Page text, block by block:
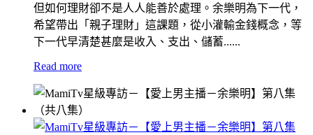
但如何理財卻不是人人能善於處理。余樂明為下一代，
希望帶出「親子理財」這課題，從小灌輸金錢概念，等
下一代早清楚甚麼是收入、支出、儲蓄......
Read more